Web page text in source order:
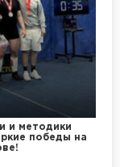
и методики
победы на